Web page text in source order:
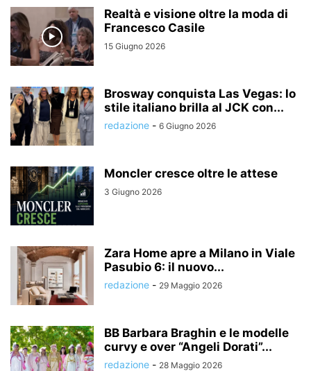
Realtà e visione oltre la moda di
Francesco Casile
15 Giugno 2026
Brosway conquista Las Vegas: lo
stile italiano brilla al JCK con...
redazione - 6 Giugno 2026
Moncler cresce oltre le attese
3 Giugno 2026
Zara Home apre a Milano in Viale
Pasubio 6: il nuovo...
redazione - 29 Maggio 2026
BB Barbara Braghin e le modelle
curvy e over “Angeli Dorati”...
redazione - 28 Maggio 2026